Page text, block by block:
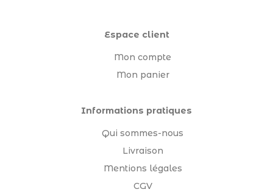
Espace client
Mon compte
Mon panier
Informations pratiques
Qui sommes-nous
Livraison
Mentions légales
CGV